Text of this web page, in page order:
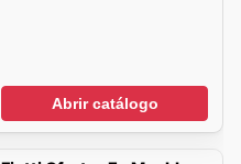
Abrir catálogo